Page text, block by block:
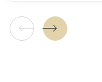
Tuile précédente
Tuile suivante